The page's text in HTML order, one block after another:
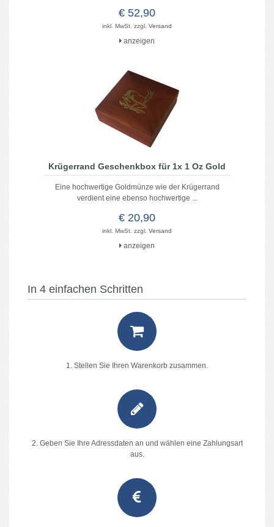
€ 52,90
anzeigen
inkl. MwSt. zzgl. Versand
Krügerrand Geschenkbox für 1x 1 Oz Gold
Eine hochwertige Goldmünze wie der Krügerrand
verdient eine ebenso hochwertige ...
€ 20,90
anzeigen
inkl. MwSt. zzgl. Versand
In 4 einfachen Schritten
1. Stellen Sie Ihren Warenkorb zusammen.
2. Geben Sie Ihre Adressdaten an und wählen eine Zahlungsart
aus.